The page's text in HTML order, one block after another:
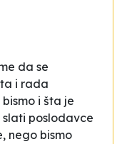
da se
i rada
i šta je
poslodavce
nego bismo